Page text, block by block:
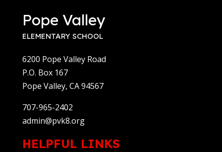
Pope Valley
ELEMENTARY SCHOOL
6200 Pope Valley Road
P.O. Box 167
Pope Valley, CA 94567
707-965-2402
admin@pvk8.org
HELPFUL LINKS